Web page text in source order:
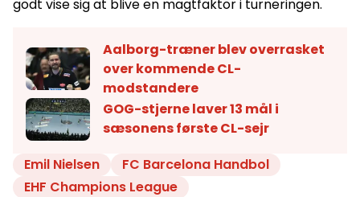
godt vise sig at blive en magtfaktor i turneringen.
Aalborg-træner blev overrasket
over kommende CL-
modstandere
GOG-stjerne laver 13 mål i
sæsonens første CL-sejr
Emil Nielsen
FC Barcelona Handbol
EHF Champions League